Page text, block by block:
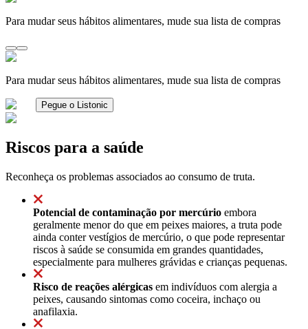
Para mudar seus hábitos alimentares, mude sua lista de compras
Para mudar seus hábitos alimentares, mude sua lista de compras
Pegue o Listonic
Riscos para a saúde
Reconheça os problemas associados ao consumo de truta.
Potencial de contaminação por mercúrio embora
geralmente menor do que em peixes maiores, a truta pode
ainda conter vestígios de mercúrio, o que pode representar
riscos à saúde se consumida em grandes quantidades,
especialmente para mulheres grávidas e crianças pequenas.
Risco de reações alérgicas em indivíduos com alergia a
peixes, causando sintomas como coceira, inchaço ou
anafilaxia.